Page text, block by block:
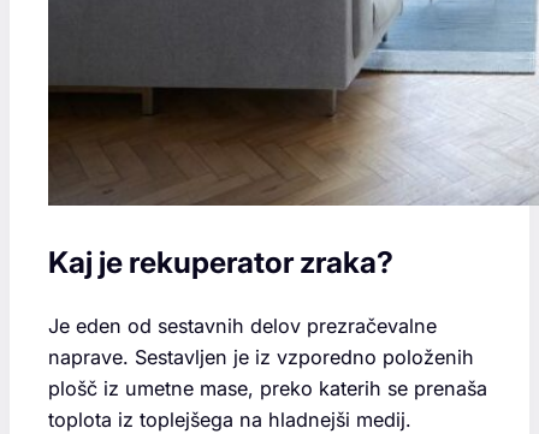
Kaj je rekuperator zraka?
Je eden od sestavnih delov prezračevalne
naprave. Sestavljen je iz vzporedno položenih
plošč iz umetne mase, preko katerih se prenaša
toplota iz toplejšega na hladnejši medij.